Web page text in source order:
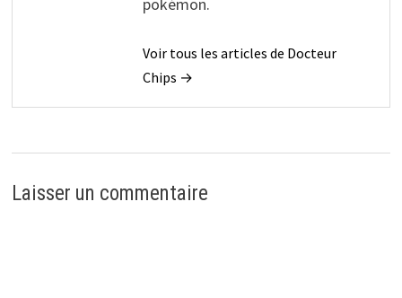
pokémon.
Voir tous les articles de Docteur
Chips →
Laisser un commentaire